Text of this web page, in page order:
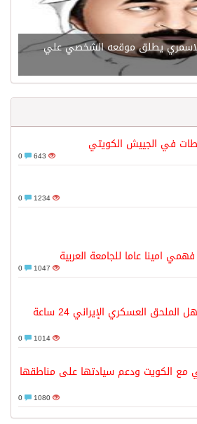
الاسمري يطلق موقعه الشخصي علي
في الجييش الكويتي
643
1234
فهمي امينا عاما للجامعة العربية
1047
السعودية تمهل الملحق العسكري الإيراني 24 ساعة
1014
مع الكويت ودعم سيادتها على مناطقها
1080